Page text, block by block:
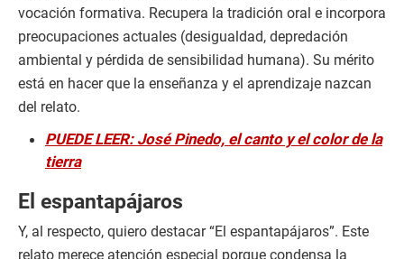
vocación formativa. Recupera la tradición oral e incorpora
preocupaciones actuales (desigualdad, depredación
ambiental y pérdida de sensibilidad humana). Su mérito
está en hacer que la enseñanza y el aprendizaje nazcan
del relato.
PUEDE LEER: José Pinedo, el canto y el color de la
tierra
El espantapájaros
Y, al respecto, quiero destacar “El espantapájaros”. Este
relato merece atención especial porque condensa la